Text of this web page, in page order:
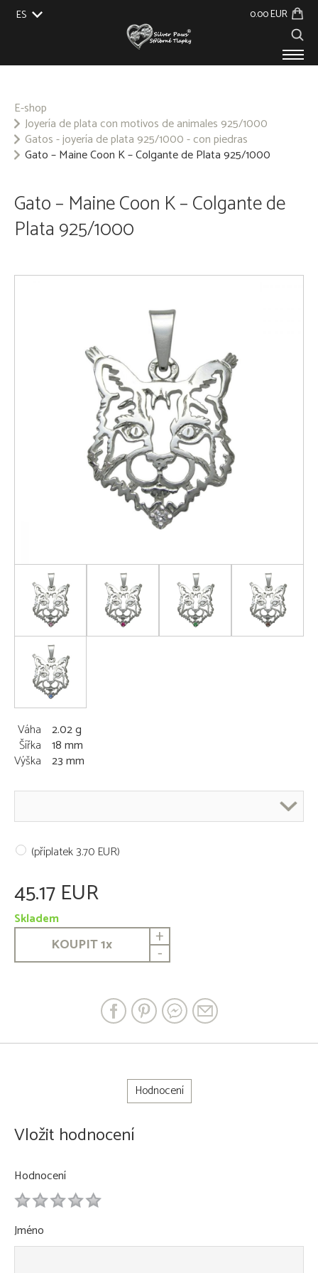
ES
0.00 EUR
CONTACTO
E-shop
Joyería de plata con motivos de animales 925/1000
Gatos - joyería de plata 925/1000 - con piedras
Gato – Maine Coon K – Colgante de Plata 925/1000
Gato – Maine Coon K – Colgante de
Plata 925/1000
Váha 2.02 g
Šířka 18 mm
Výška 23 mm
(příplatek 3.70 EUR)
45.17 EUR
Skladem
KOUPIT1x +
-
Hodnocení
Vložit hodnocení
Hodnocení
1
2 3 4
5
Jméno